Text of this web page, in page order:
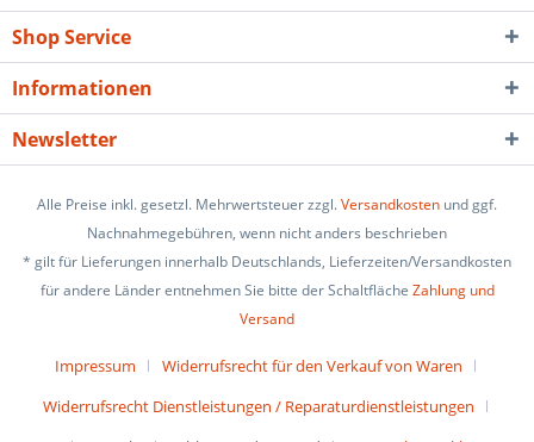
Shop Service
Informationen
Newsletter
Alle Preise inkl. gesetzl. Mehrwertsteuer zzgl.Versandkosten und ggf.
Nachnahmegebühren, wenn nicht anders beschrieben
* gilt für Lieferungen innerhalb Deutschlands, Lieferzeiten/Versandkosten
für andere Länder entnehmen Sie bitte der Schaltfläche Zahlung und
Versand
Impressum
Widerrufsrecht für den Verkauf von Waren
Widerrufsrecht Dienstleistungen / Reparaturdienstleistungen